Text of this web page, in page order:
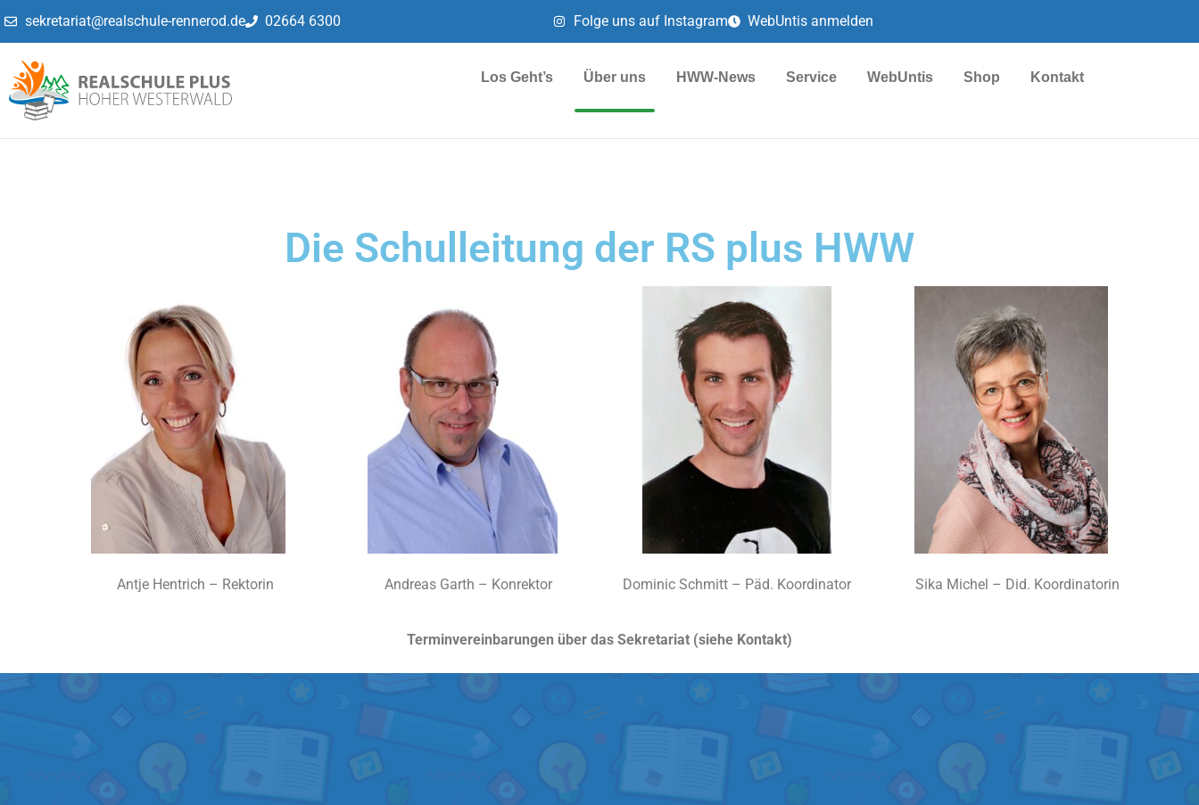
sekretariat@realschule-rennerod.de 02664 6300 Folge uns auf Instagram WebUntis anmelden
Los Geht’s Über uns HWW-News Service WebUntis Shop Kontakt
Die Schulleitung der RS plus HWW
Antje Hentrich – Rektorin Andreas Garth – Konrektor Dominic Schmitt – Päd. Koordinator Sika Michel – Did. Koordinatorin
Terminvereinbarungen über das Sekretariat (siehe Kontakt)